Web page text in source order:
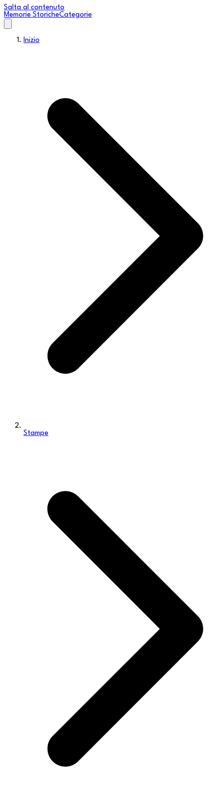
Salta al contenuto
Memorie StoricheCategorie
Inizio
Stampe